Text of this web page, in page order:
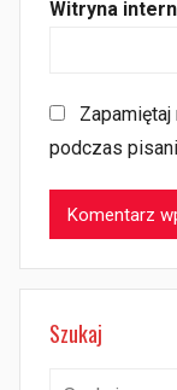
Witryna
podczas
Szukaj
Szukaj: